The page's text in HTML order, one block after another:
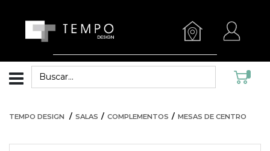
TEMPO DESIGN SALAS COMPLEMENTOS MESAS DE CENTRO